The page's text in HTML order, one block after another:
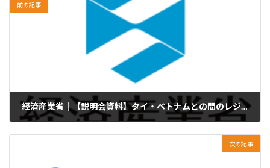
前の記事
経済産業省｜【説明会資料】タイ・ベトナムとの間のレジデンストラックの手続きについて
次の記事